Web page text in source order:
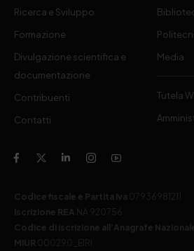
Ricerca e Sviluppo
Formazione
Divulgazione scientifica e
documentazione
Contribuenti
Contatti
Media
Tutela
Codice fiscale e Partita Iva 07936981211
Iscrizione REA NA 920756
Codice di iscrizione all’Anagrafe
MIUR 000290_EIRI